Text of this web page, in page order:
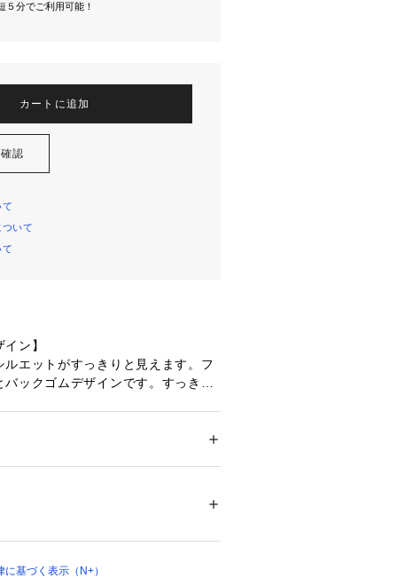
５分でご利用可能！
カートに追加
認
いて
ン】
ルエットがすっきりと見えます。フ
バックゴムデザインです。すっきり
てカジュアルなコーディネートにぴ
プ）基づく表示（N+）